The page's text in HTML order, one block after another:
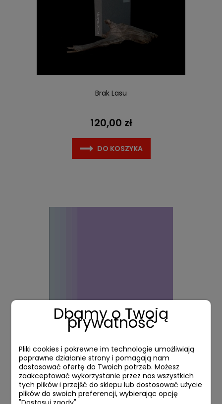
Brak Lasu
120,00 zł
DO KOSZYKA
Kwartalnik "Empiria" nr 3
30,00 zł
Dbamy o Twoją
prywatność
Pliki cookies i pokrewne im technologie umożliwiają
poprawne działanie strony i pomagają nam
dostosować ofertę do Twoich potrzeb. Możesz
zaakceptować wykorzystanie przez nas wszystkich
tych plików i przejść do sklepu lub dostosować użycie
plików do swoich preferencji, wybierając opcję